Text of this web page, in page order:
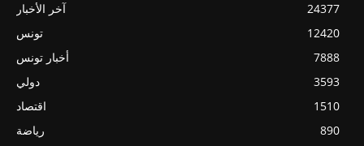
آخر الأخبار
24377
تونس
12420
أخبار تونس
7888
دولي
3593
اقتصاد
1510
رياضة
890